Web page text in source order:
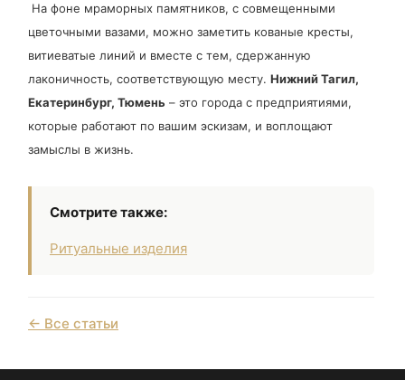
На фоне мраморных памятников, с совмещенными
цветочными вазами, можно заметить кованые кресты,
витиеватые линий и вместе с тем, сдержанную
лаконичность, соответствующую месту. Нижний Тагил,
Екатеринбург, Тюмень – это города с предприятиями,
которые работают по вашим эскизам, и воплощают
замыслы в жизнь.
Смотрите также:
Ритуальные изделия
← Все статьи